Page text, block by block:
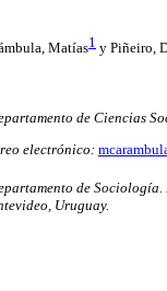
Matías1 y Piñeiro,
de Ciencias
electrónico:
de
Uruguay.